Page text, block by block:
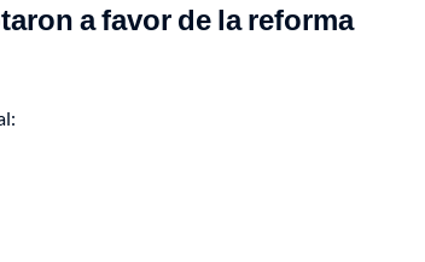
a favor de la reforma